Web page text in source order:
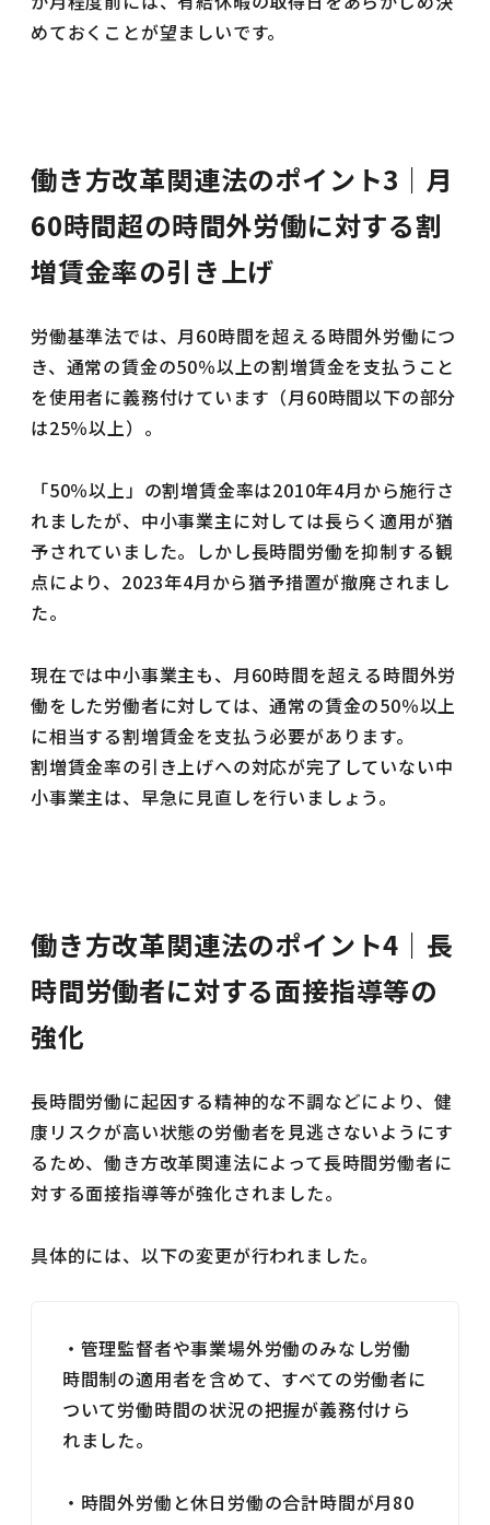
めておくことが望ましいです。
働き方改革関連法のポイント3｜月
60時間超の時間外労働に対する割
増賃金率の引き上げ
労働基準法では、月60時間を超える時間外労働につ
き、通常の賃金の50％以上の割増賃金を支払うこと
を使用者に義務付けています（月60時間以下の部分
は25％以上）。
「50％以上」の割増賃金率は2010年4月から施行さ
れましたが、中小事業主に対しては長らく適用が猶
予されていました。しかし長時間労働を抑制する観
点により、2023年4月から猶予措置が撤廃されまし
た。
現在では中小事業主も、月60時間を超える時間外労
働をした労働者に対しては、通常の賃金の50％以上
に相当する割増賃金を支払う必要があります。
割増賃金率の引き上げへの対応が完了していない中
小事業主は、早急に見直しを行いましょう。
働き方改革関連法のポイント4｜長
時間労働者に対する面接指導等の
強化
長時間労働に起因する精神的な不調などにより、健
康リスクが高い状態の労働者を見逃さないようにす
るため、働き方改革関連法によって長時間労働者に
対する面接指導等が強化されました。
具体的には、以下の変更が行われました。
・管理監督者や事業場外労働のみなし労働
時間制の適用者を含めて、すべての労働者に
ついて労働時間の状況の把握が義務付けら
れました。
・時間外労働と休日労働の合計時間が月80